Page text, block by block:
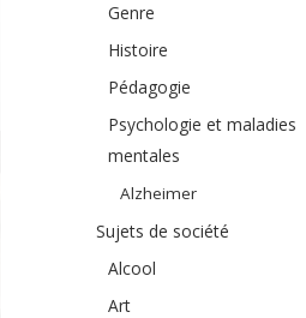
Genre
Histoire
Pédagogie
Psychologie et maladies
mentales
Alzheimer
Sujets de société
Alcool
Art